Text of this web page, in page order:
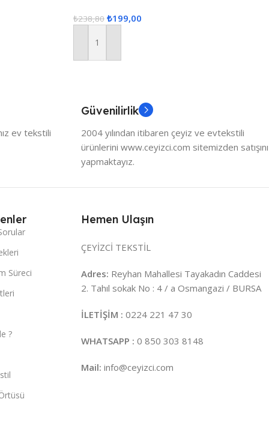
₺238,80 ₺199,00
Sepete Ekle
ev tekstili
Güvenilirlik
2004 yılından itibaren çeyiz ve evtekstili
ürünlerini www.ceyizci.com sitemizden satışını
yapmaktayız.
Süreci
?
Hemen Ulaşın
ÇEYİZCİ TEKSTİL
Adres: Reyhan Mahallesi Tayakadın Caddesi
2. Tahıl sokak No : 4 / a Osmangazi / BURSA
İLETİŞİM : 0224 221 47 30
WHATSAPP : 0 850 303 8148
Mail: info@ceyizci.com